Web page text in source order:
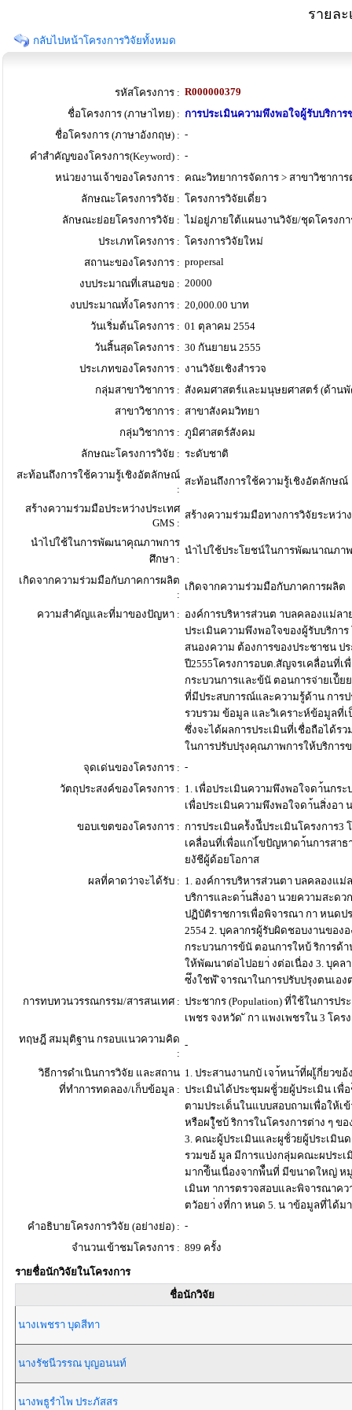
รายล
กลับไปหน้าโครงการวิจัยทั้งหมด
รหัสโครงการ : R000000379
ชื่อโครงการ (ภาษาไทย) : การประเมินความพึงพอใจผู้รับบริกา
ชื่อโครงการ (ภาษาอังกฤษ) : -
คำสำคัญของโครงการ(Keyword) : -
หน่วยงานเจ้าของโครงการ : คณะวิทยาการจัดการ > สาขาวิชากา
ลักษณะโครงการวิจัย : โครงการวิจัยเดี่ยว
ลักษณะย่อยโครงการวิจัย : ไม่อยู่ภายใต้แผนงานวิจัย/ชุดโครงกา
ประเภทโครงการ : โครงการวิจัยใหม่
สถานะของโครงการ : propersal
งบประมาณที่เสนอขอ : 20000
งบประมาณทั้งโครงการ : 20,000.00 บาท
วันเริ่มต้นโครงการ : 01 ตุลาคม 2554
วันสิ้นสุดโครงการ : 30 กันยายน 2555
ประเภทของโครงการ : งานวิจัยเชิงสำรวจ
กลุ่มสาขาวิชาการ : สังคมศาสตร์และมนุษยศาสตร์ (ด้าน
สาขาวิชาการ : สาขาสังคมวิทยา
กลุ่มวิชาการ : ภูมิศาสตร์สังคม
ลักษณะโครงการวิจัย : ระดับชาติ
สะท้อนถึงการใช้ความรู้เชิงอัตลักษณ์
:
สะท้อนถึงการใช้ความรู้เชิงอัตลักษณ์
สร้างความร่วมมือประหว่างประเทศ
GMS :
สร้างความร่วมมือทางการวิจัยระหว่า
นำไปใช้ในการพัฒนาคุณภาพการ
ศึกษา :
นำไปใช้ประโยชน์ในการพัฒนาณภา
เกิดจากความร่วมมือกับภาคการผลิต
:
เกิดจากความร่วมมือกับภาคการผลิต
ความสำคัญและที่มาของปัญหา : องค์การบริหารส่วนต าบลคลองแม่ล
ประเมินความพึงพอใจของผู้รับบริกา
สนองความ ต้องการของประชาชน ป
ปี2555โครงการอบต.สัญจรเคลื่อนที่
กระบวนการและข้นั ตอนการจ่ายเบ้ี
ที่มีประสบการณ์และความรู้ด้าน การป
รวบรวม ข้อมูล และวิเคราะห์ข้อมูลที่
ซึ่งจะได้ผลการประเมินที่เชื่อถือได้ร
ในการปรับปรุงคุณภาพการให้บริการ
จุดเด่นของโครงการ : -
วัตถุประสงค์ของโครงการ : 1. เพื่อประเมินความพึงพอใจดา้นกร
เพื่อประเมินความพึงพอใจดา้นสิ่งอา
ขอบเขตของโครงการ : การประเมินคร้ังน้ีประเมินโครงการ
เคลื่อนที่เพื่อแกไ้ขปัญหาดา้นการสาธ
ยงัชีผู้ด้อยโอกาส
ผลที่คาดว่าจะได้รับ : 1. องค์การบริหารส่วนตา บลคลองแ
บริการและดา้นสิ่งอา นวยความสะด
ปฏิบัติราชการเพื่อพิจารณา กา หนด
2554 2. บุคลากรผู้รับผิดชอบงานของ
กระบวนการข้นั ตอนการใหบ้ ริการด้
ให้พัฒนาต่อไปอยา่ งต่อเนื่อง 3. บุคล
ซ่ึงใชพ้ ิจารณาในการปรับปรุงตนเอง
การทบทวนวรรณกรรม/สารสนเทศ : ประชากร (Population) ที่ใช้ในการป
เพชร จงหวัด ั กา แพงเพชรใน 3 โคร
ทฤษฎี สมมุติฐาน กรอบแนวความคิด
:
-
วิธีการดำเนินการวิจัย และสถาน
ที่ทำการทดลอง/เก็บข้อมูล :
1. ประสานงานกบั เจา้หนา้ที่ผเู้กี่ยว
ประเมินได้ประชุมผชู้่วยผู้ประเมิน เพื่
ตามประเด็นในแบบสอบถามเพื่อให้เ
หรือผใู้ชบ้ ริการในโครงการต่าง ๆ ข
3. คณะผู้ประเมินและผูช้่วยผู้ประเมิน
รวมขอ้ มูล มีการแบ่งกลุ่มคณะผประเ
มากข้ึนเนื่องจากพ้ืนที่ มีขนาดใหญ่ ห
เมินท าการตรวจสอบและพิจารณาค
ตวัอยา่ งที่กา หนด 5. น าข้อมูลที่ได้ม
คำอธิบายโครงการวิจัย (อย่างย่อ) : -
จำนวนเข้าชมโครงการ : 899 ครั้ง
รายชื่อนักวิจัยในโครงการ
ชื่อนักวิจัย
นางเพชรา บุดสีทา
นางรัชนีวรรณ บุญอนนท์
นางพธูรำไพ ประภัสสร